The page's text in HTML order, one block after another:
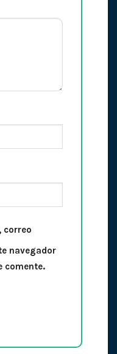
correo
navegador
comente.